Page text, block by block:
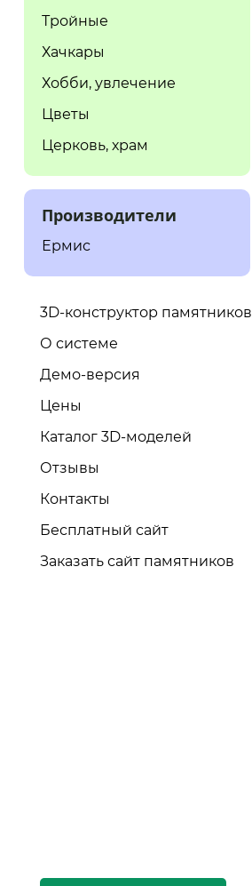
Тройные
Хачкары
Хобби, увлечение
Цветы
Церковь, храм
Производители
Ермис
3D-конструктор памятников
О системе
Демо-версия
Цены
Каталог 3D-моделей
Отзывы
Контакты
Бесплатный сайт
Заказать сайт памятников